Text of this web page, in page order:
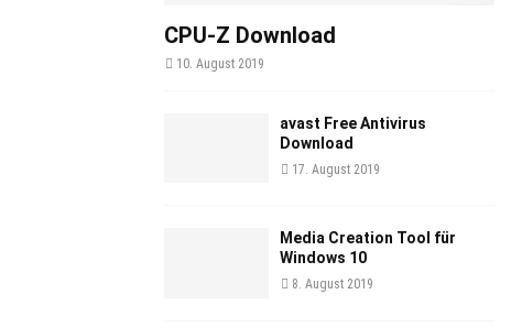
CPU-Z Download
10. August 2019
avast Free Antivirus
Download
17. August 2019
Media Creation Tool für
Windows 10
8. August 2019